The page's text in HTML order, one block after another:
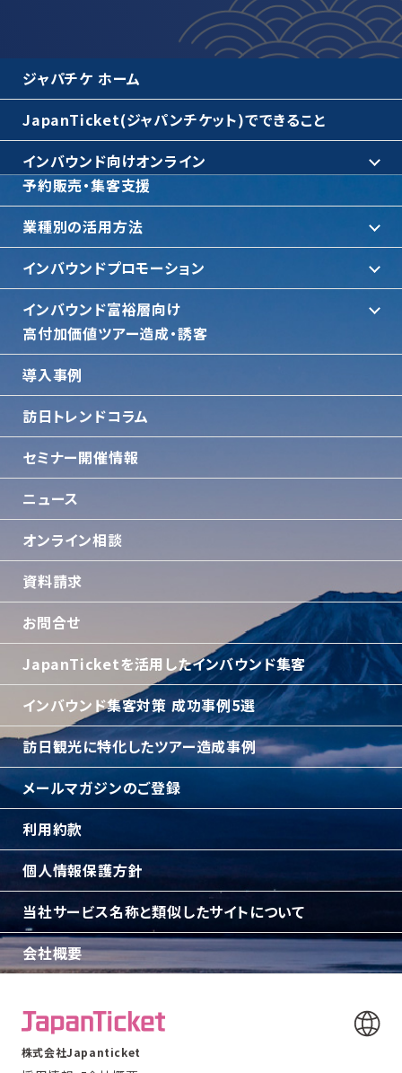
ジャパチケ ホーム
JapanTicket(ジャパンチケット)でできること
インバウンド向けオンライン
予約販売・集客支援
業種別の活用方法
インバウンドプロモーション
インバウンド富裕層向け
⾼付加価値ツアー造成・誘客
導入事例
訪日トレンドコラム
セミナー開催情報
ニュース
オンライン相談
資料請求
お問合せ
JapanTicketを活用したインバウンド集客
インバウンド集客対策 成功事例5選
訪日観光に特化したツアー造成事例
メールマガジンのご登録
利用約款
個人情報保護方針
当社サービス名称と類似したサイトについて
会社概要
株式会社Japanticket